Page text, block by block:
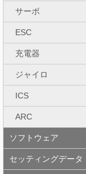
サーボ
ESC
充電器
ジャイロ
ICS
ARC
ソフトウェア
セッティングデータ